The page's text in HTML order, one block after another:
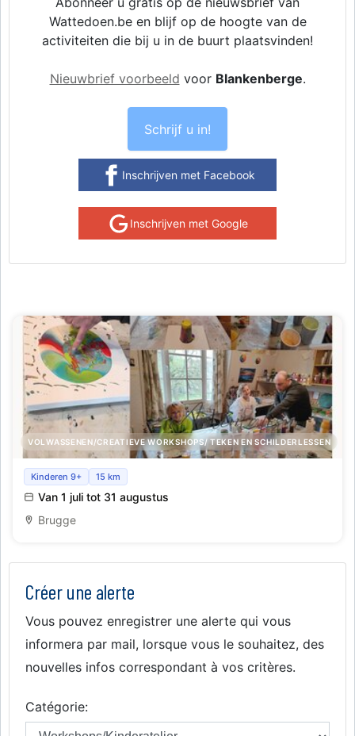
Wattedoen.be en blijf op de hoogte van de
activiteiten die bij u in de buurt plaatsvinden!
Nieuwbrief voorbeeld voor Blankenberge.
Schrijf u in!
Inschrijven met Facebook
Inschrijven met Google
VOLWASSENEN/CREATIEVE WORKSHOPS/ TEKEN EN SCHILDERLESSEN
Zomeratelier Fluid Art – juli & augustus Creatieve
workshops voor kinderen en ki
Kinderen 9+ 15 km
Van 1 juli tot 31 augustus
Brugge
Créer une alerte
Vous pouvez enregistrer une alerte qui vous
informera par mail, lorsque vous le souhaitez, des
nouvelles infos correspondant à vos critères.
Catégorie: